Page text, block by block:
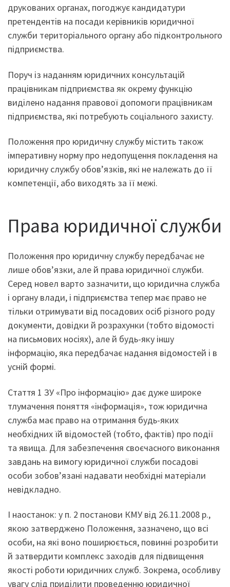
друкованих органах, погоджує кандидатури
претендентів на посади керівників юридичної
служби територіального органу або підконтрольного
підприємства.
Поруч із наданням юридичних консультацій
працівникам підприємства як окрему функцію
виділено надання правової допомоги працівникам
підприємства, які потребують соціального захисту.
Положення про юридичну службу містить також
імперативну норму про недопущення покладення на
юридичну службу обов’язків, які не належать до її
компетенції, або виходять за її межі.
Права юридичної служби
Положення про юридичну службу передбачає не
лише обов’язки, але й права юридичної служби.
Серед новел варто зазначити, що юридична служба
і органу влади, і підприємства тепер має право не
тільки отримувати від посадових осіб різного роду
документи, довідки й розрахунки (тобто відомості
на письмових носіях), але й будь-яку іншу
інформацію, яка передбачає надання відомостей і в
усній формі.
Стаття 1 ЗУ «Про інформацію» дає дуже широке
тлумачення поняття «інформація», тож юридична
служба має право на отримання будь-яких
необхідних їй відомостей (тобто, фактів) про події
та явища. Для забезпечення своєчасного виконання
завдань на вимогу юридичної служби посадові
особи зобов’язані надавати необхідні матеріали
невідкладно.
І наостанок: у п. 2 постанови КМУ від 26.11.2008 р.,
якою затверджено Положення, зазначено, що всі
особи, на які воно поширюється, повинні розробити
й затвердити комплекс заходів для підвищення
якості роботи юридичних служб. Зокрема, особливу
увагу слід приділити проведенню юридичної